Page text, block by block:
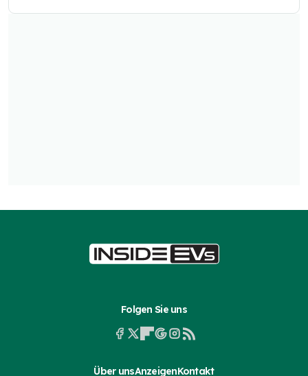
Folgen Sie uns
Über unsAnzeigenKontakt